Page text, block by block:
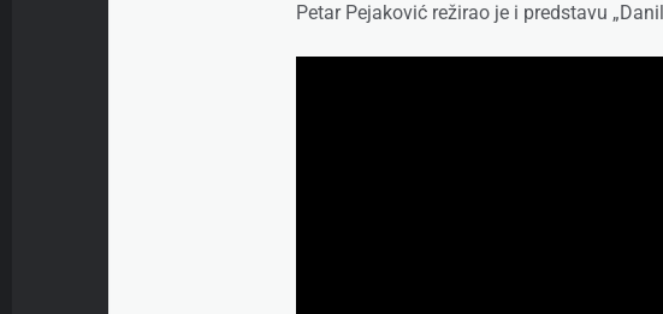
Petar Pejaković režirao je i predstavu